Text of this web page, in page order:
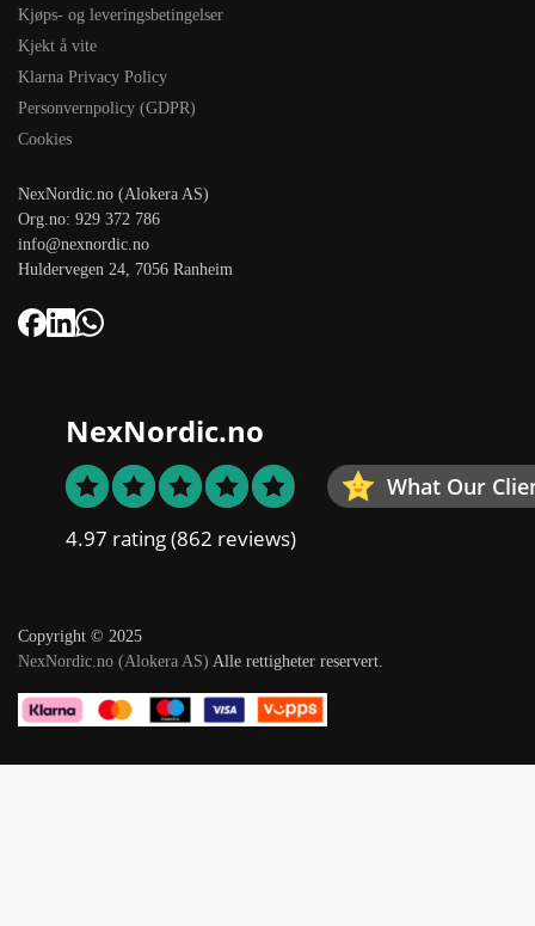
Kjøps- og leveringsbetingelser
Kjekt å vite
Klarna Privacy Policy
Personvernpolicy (GDPR)
Cookies
NexNordic.no (Alokera AS)
Org.no: 929 372 786
info@nexnordic.no
Huldervegen 24, 7056 Ranheim
NexNordic.no
What Our
4.97 rating(862 reviews)
Copyright © 2025
NexNordic.no (Alokera AS) Alle rettigheter reservert.